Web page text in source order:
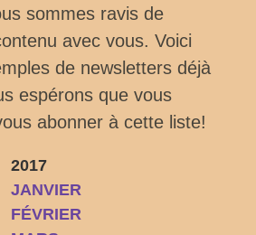
sommes ravis de
avec vous. Voici
de newsletters déjà
espérons que vous
abonner à cette liste!
2017
JANVIER
FÉVRIER